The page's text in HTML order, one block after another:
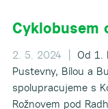
Cyklobusem
2. 5. 2024 |
Od 1.
Pustevny, Bílou a
spolupracujeme s
Rožnovem pod